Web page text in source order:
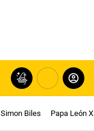
Simon Biles Papa León